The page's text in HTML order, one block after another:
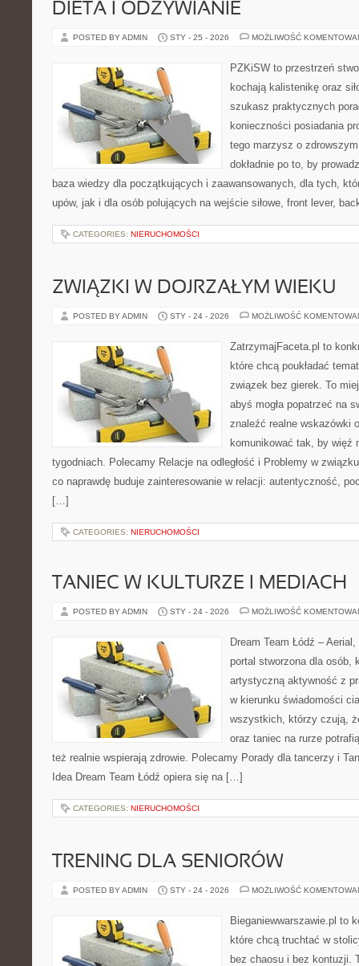
DIETA I ODŻYWIANIE
POSTED BY ADMIN STY - 25 - 2026 MOŻLIWOŚĆ
PZKiSW to przestrzeń
kochają kalistenikę oraz
szukasz praktycznych
konieczności posiadania
tego marzysz o
dokładnie po to, by
baza wiedzy dla początkujących i zaawansowanych, dla tych,
upów, jak i dla osób polujących na wejście siłowe, front lever,
CATEGORIES: NIERUCHOMOŚCI
ZWIĄZKI W DOJRZAŁYM WIEKU
POSTED BY ADMIN STY - 24 - 2026 MOŻLIWOŚĆ
ZatrzymajFaceta.pl to
które chcą poukładać
związek bez gierek. To
abyś mogła popatrzeć na
znaleźć realne wskazówki
komunikować tak, by więź
tygodniach. Polecamy Relacje na odległość i Problemy w
co naprawdę buduje zainteresowanie w relacji: autentyczność,
[…]
CATEGORIES: NIERUCHOMOŚCI
TANIEC W KULTURZE I MEDIACH
POSTED BY ADMIN STY - 24 - 2026 MOŻLIWOŚĆ
Dream Team Łódź –
portal stworzona dla osób,
artystyczną aktywność z
w kierunku świadomości
wszystkich, którzy czują,
oraz taniec na rurze
też realnie wspierają zdrowie. Polecamy Porady dla tancerzy i
Idea Dream Team Łódź opiera się na […]
CATEGORIES: NIERUCHOMOŚCI
TRENING DLA SENIORÓW
POSTED BY ADMIN STY - 24 - 2026 MOŻLIWOŚĆ
Bieganiewwarszawie.pl to
które chcą truchtać w
bez chaosu i bez kontuzji.